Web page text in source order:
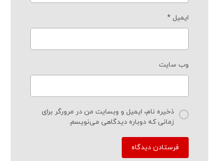
ایمیل*
وب‌ سایت
ذخیره نام، ایمیل و وبسایت من در مرورگر برای
زمانی که دوباره دیدگاهی می‌نویسم.